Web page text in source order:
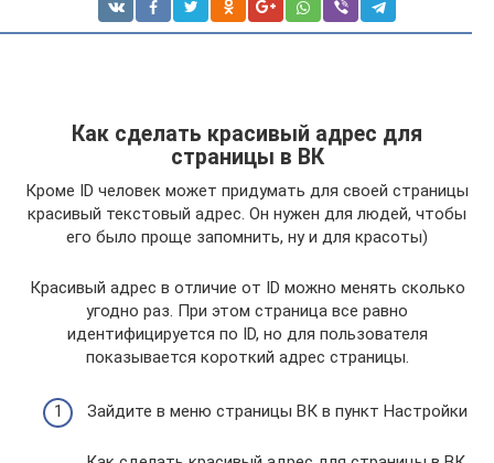
Как сделать красивый адрес для
страницы в ВК
Кроме ID человек может придумать для своей страницы
красивый текстовый адрес. Он нужен для людей, чтобы
его было проще запомнить, ну и для красоты)
Красивый адрес в отличие от ID можно менять сколько
угодно раз. При этом страница все равно
идентифицируется по ID, но для пользователя
показывается короткий адрес страницы.
Зайдите в меню страницы ВК в пункт Настройки